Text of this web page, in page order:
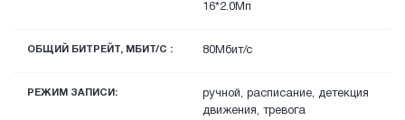
16*2.0Мп
ОБЩИЙ БИТРЕЙТ, МБИТ/С : 80Мбит/с
РЕЖИМ ЗАПИСИ:
ручной, расписание, детекция
движения, тревога